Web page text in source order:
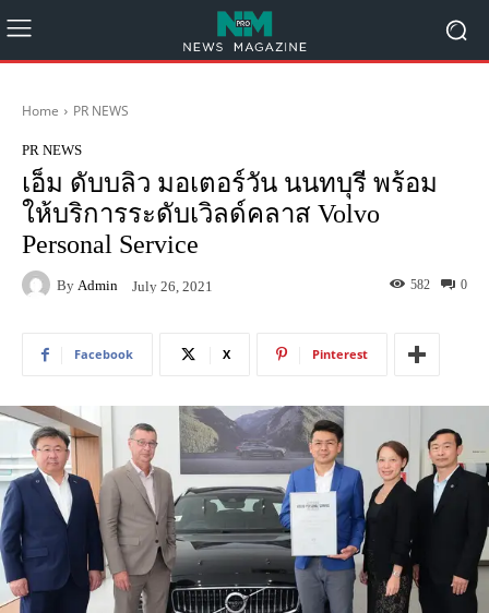
Home PR NEWS
PR NEWS
เอ็ม ดับบลิว มอเตอร์วัน นนทบุรี พร้อม
ให้บริการระดับเวิลด์คลาส Volvo
Personal Service
By Admin July 26, 2021 0
582
Facebook X Pinterest